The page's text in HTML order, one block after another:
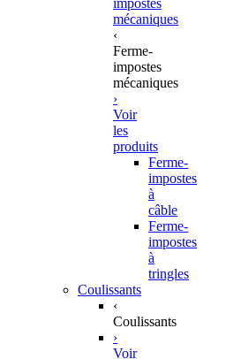
mécaniques
‹
Ferme-
impostes
mécaniques
›
Voir
les
produits
Ferme-
impostes
à
câble
Ferme-
impostes
à
tringles
Coulissants
‹
Coulissants
›
Voir